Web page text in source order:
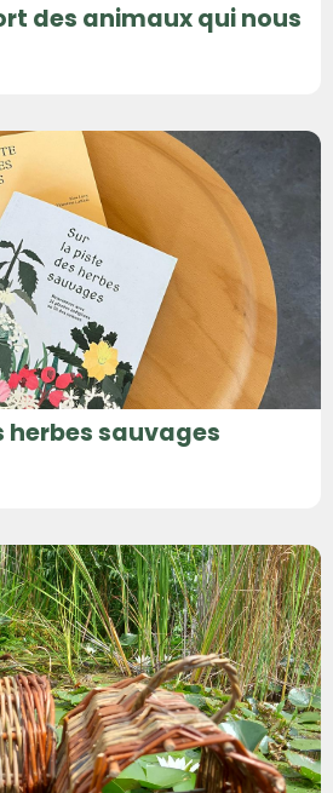
des animaux qui nous
herbes sauvages